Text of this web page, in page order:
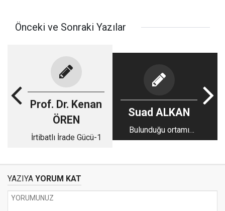
Önceki ve Sonraki Yazılar
Prof. Dr. Kenan
ÖREN
İrtibatlı İrade Gücü-1
Suad ALKAN
Bulunduğu ortamı
değiştirebilen insan:
YAZIYA YORUM KAT